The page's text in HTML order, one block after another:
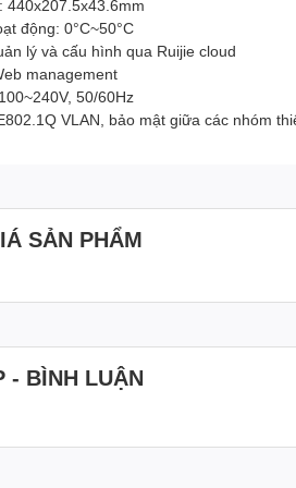
440x207.5x43.6mm
động: 0°C~50°C
lý và cấu hình qua Ruijie cloud
management
50/60Hz
VLAN, bảo mật giữa các nhóm
SẢN PHẨM
- BÌNH LUẬN